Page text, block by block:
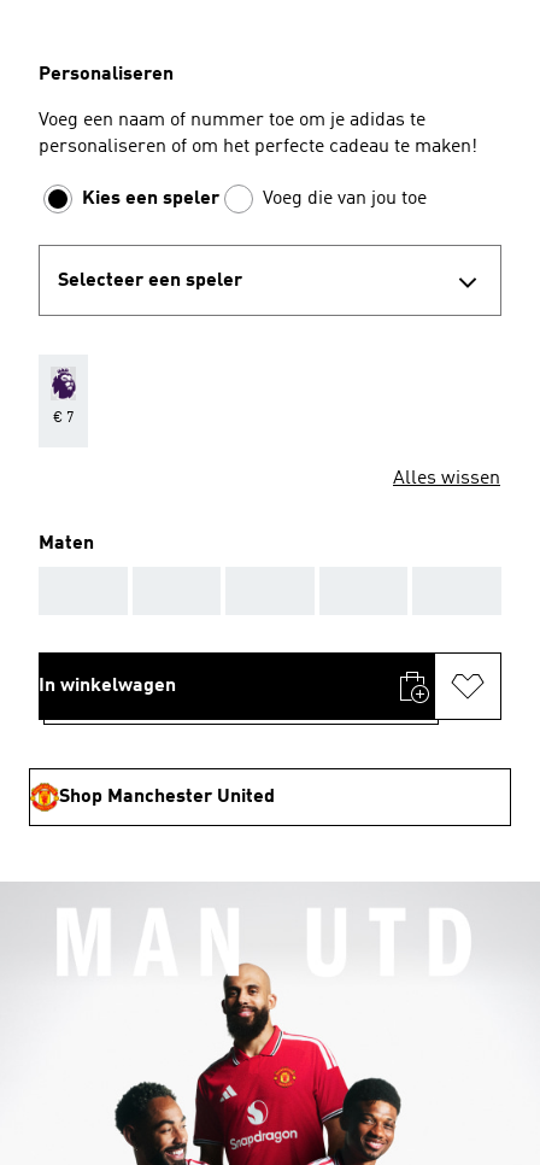
Personaliseren
Voeg een naam of nummer toe om je adidas te
personaliseren of om het perfecte cadeau te maken!
Kies een speler Voeg die van jou toe
Selecteer een speler
€ 7
Alles wissen
Maten
In winkelwagen
Shop Manchester United